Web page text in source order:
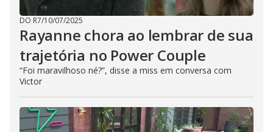
DO R7/10/07/2025
Rayanne chora ao lembrar de sua
trajetória no Power Couple
“Foi maravilhoso né?”, disse a miss em conversa com
Victor